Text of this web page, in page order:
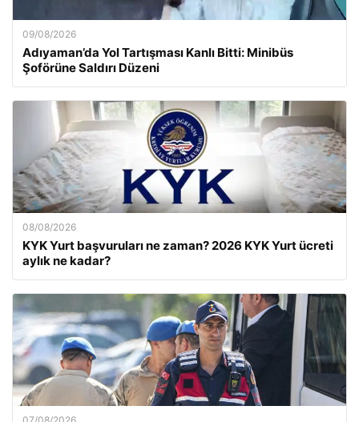
09/08/2026
Adıyaman’da Yol Tartışması Kanlı Bitti: Minibüs
Şoförüne Saldırı Düzeni
08/08/2026
KYK Yurt başvuruları ne zaman? 2026 KYK Yurt ücreti
aylık ne kadar?